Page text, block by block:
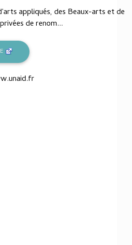
appliqués, des Beaux-arts et de
de renom...